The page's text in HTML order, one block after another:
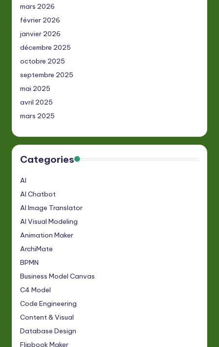
mars 2026
février 2026
janvier 2026
décembre 2025
octobre 2025
septembre 2025
mai 2025
avril 2025
mars 2025
Categories
AI
AI Chatbot
AI Image Translator
AI Visual Modeling
Animation Maker
ArchiMate
BPMN
Business Model Canvas
C4 Model
Code Engineering
Content & Visual
Database Design
Flipbook Maker